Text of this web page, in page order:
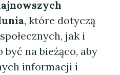
, które dotyczą
jak i
na bieżąco, aby
informacji i